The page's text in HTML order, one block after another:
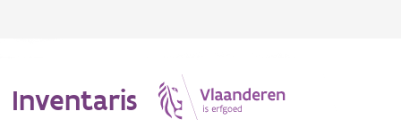
Inventaris